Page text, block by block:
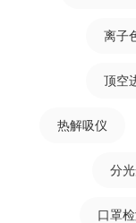
离子
顶空
热解吸仪
分
口罩